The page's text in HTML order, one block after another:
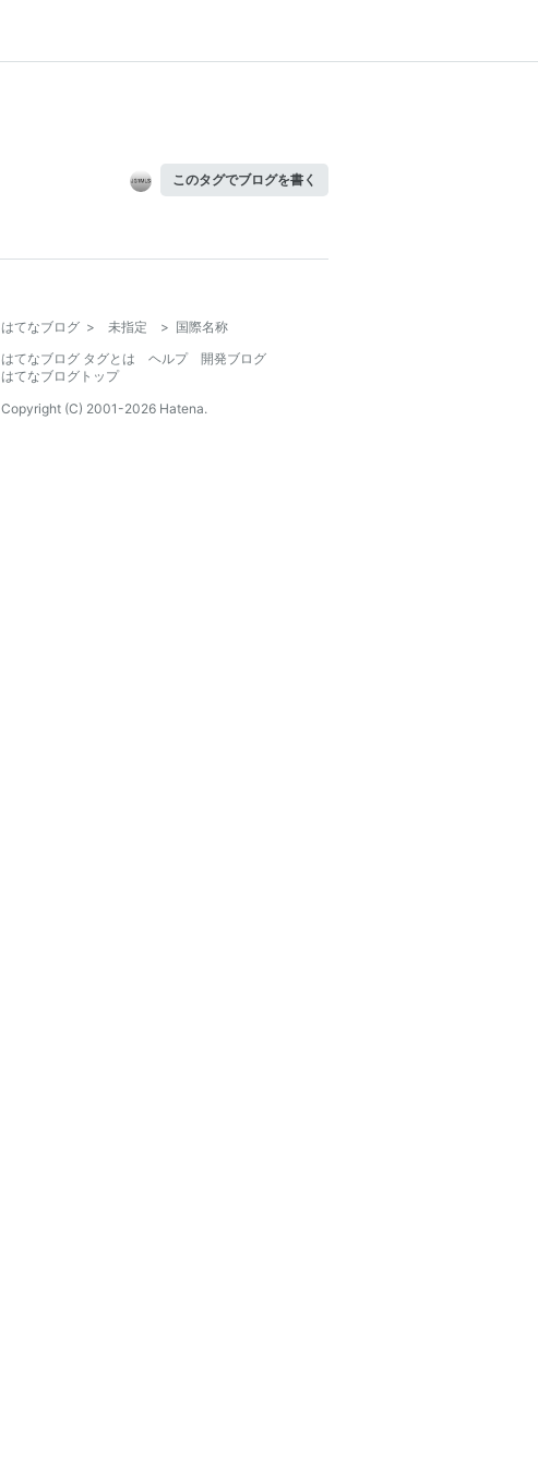
このタグでブログを書く
はてなブログ > 未指定 > 国際名称
はてなブログ タグとは
ヘルプ
開発ブログ
はてなブログトップ
Copyright (C) 2001-2026 Hatena.